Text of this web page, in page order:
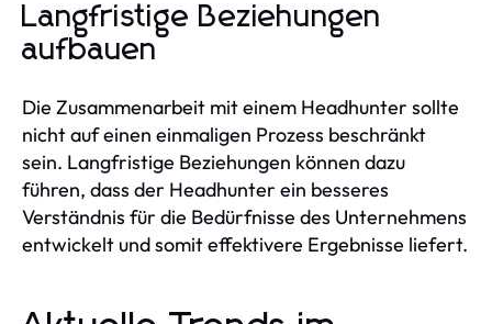
Langfristige Beziehungen
aufbauen
Die Zusammenarbeit mit einem Headhunter sollte
nicht auf einen einmaligen Prozess beschränkt
sein. Langfristige Beziehungen können dazu
führen, dass der Headhunter ein besseres
Verständnis für die Bedürfnisse des Unternehmens
entwickelt und somit effektivere Ergebnisse liefert.